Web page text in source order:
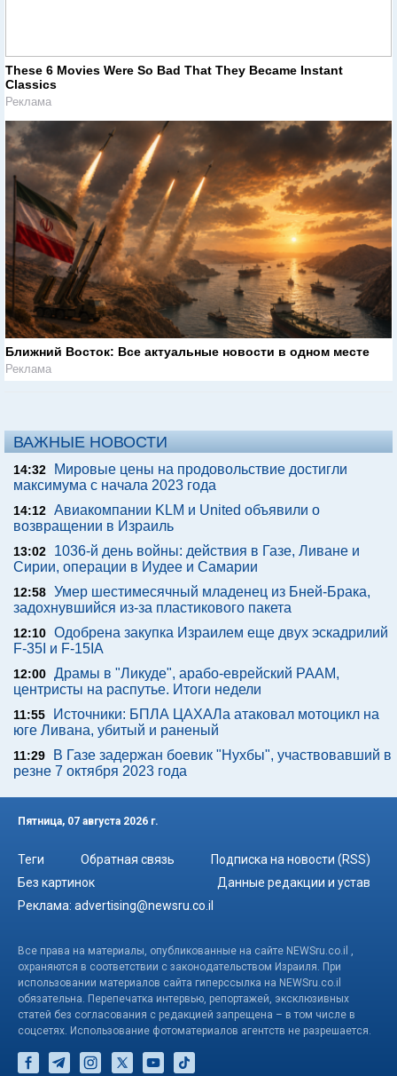
These 6 Movies Were So Bad That They Became Instant
Classics
Реклама
Ближний Восток: Все актуальные новости в одном месте
Реклама
ВАЖНЫЕ НОВОСТИ
14:32
Мировые цены на продовольствие достигли
максимума с начала 2023 года
14:12 Авиакомпании KLM и United объявили о
возвращении в Израиль
13:02
1036-й день войны: действия в Газе, Ливане и
Сирии, операции в Иудее и Самарии
12:58 Умер шестимесячный младенец из Бней-Брака,
задохнувшийся из-за пластикового пакета
12:10 Одобрена закупка Израилем еще двух эскадрилий
F-35I и F-15IA
12:00 Драмы в "Ликуде", арабо-еврейский РААМ,
центристы на распутье. Итоги недели
11:55
Источники: БПЛА ЦАХАЛа атаковал мотоцикл на
юге Ливана, убитый и раненый
11:29
В Газе задержан боевик "Нухбы", участвовавший в
резне 7 октября 2023 года
Пятница, 07 августа 2026 г.
Теги Обратная связь
Подписка на новости (RSS)
Без картинок
Данные редакции и устав
Реклама: advertising@newsru.co.il
Все права на материалы, опубликованные на сайте NEWSru.co.il ,
охраняются в соответствии с законодательством Израиля. При
использовании материалов сайта гиперссылка на NEWSru.co.il
обязательна. Перепечатка интервью, репортажей, эксклюзивных
статей без согласования с редакцией запрещена – в том числе в
соцсетях. Использование фотоматериалов агентств не разрешается.